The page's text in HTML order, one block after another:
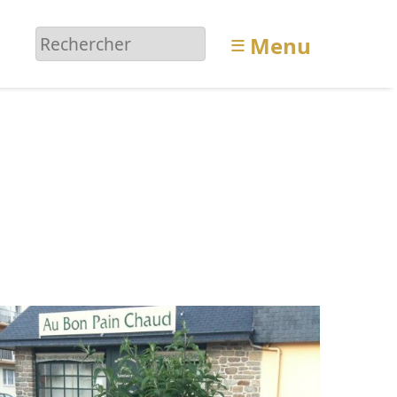
≡ Menu